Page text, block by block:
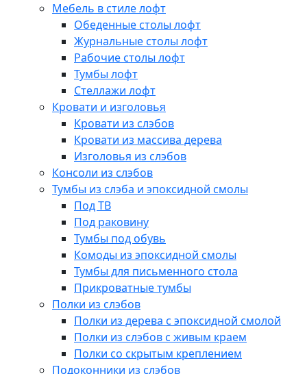
Мебель в стиле лофт
Обеденные столы лофт
Журнальные столы лофт
Рабочие столы лофт
Тумбы лофт
Стеллажи лофт
Кровати и изголовья
Кровати из слэбов
Кровати из массива дерева
Изголовья из слэбов
Консоли из слэбов
Тумбы из слэба и эпоксидной смолы
Под ТВ
Под раковину
Тумбы под обувь
Комоды из эпоксидной смолы
Тумбы для письменного стола
Прикроватные тумбы
Полки из слэбов
Полки из дерева с эпоксидной смолой
Полки из слэбов с живым краем
Полки со скрытым креплением
Подоконники из слэбов